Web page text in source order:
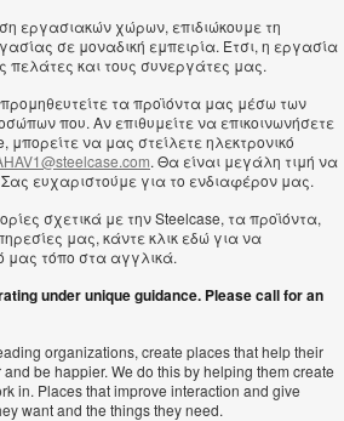
εργασιακών χώρων, επιδιώκουμε τη
σε μοναδική εμπειρία. Έτσι, η εργασία
πελάτες και τους συνεργάτες μας.
τα προϊόντα μας μέσω των
που. Αν επιθυμείτε να επικοινωνήσετε
μπορείτε να μας στείλετε ηλεκτρονικό
. Θα είναι μεγάλη τιμή να
ευχαριστούμε για το ενδιαφέρον μας.
σχετικά με την Steelcase, τα προϊόντα,
μας, κάντε κλικ εδώ για να
μας τόπο στα αγγλικά.
under unique guidance. Please call for an
organizations, create places that help their
be happier. We do this by helping them create
in. Places that improve interaction and give
want and the things they need.